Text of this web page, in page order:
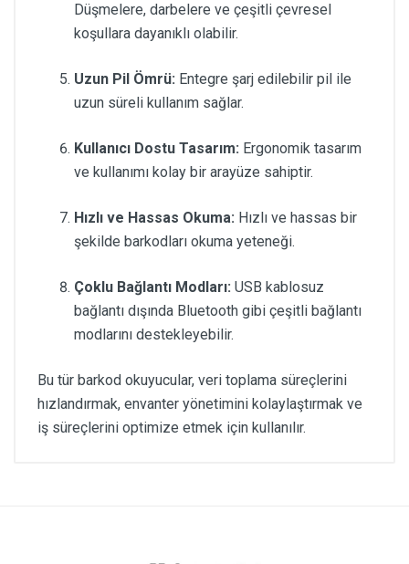
Düşmelere, darbelere ve çeşitli çevresel
koşullara dayanıklı olabilir.
Uzun Pil Ömrü: Entegre şarj edilebilir pil ile
uzun süreli kullanım sağlar.
Kullanıcı Dostu Tasarım: Ergonomik tasarım
ve kullanımı kolay bir arayüze sahiptir.
Hızlı ve Hassas Okuma: Hızlı ve hassas bir
şekilde barkodları okuma yeteneği.
Çoklu Bağlantı Modları: USB kablosuz
bağlantı dışında Bluetooth gibi çeşitli bağlantı
modlarını destekleyebilir.
Bu tür barkod okuyucular, veri toplama süreçlerini
hızlandırmak, envanter yönetimini kolaylaştırmak ve
iş süreçlerini optimize etmek için kullanılır.